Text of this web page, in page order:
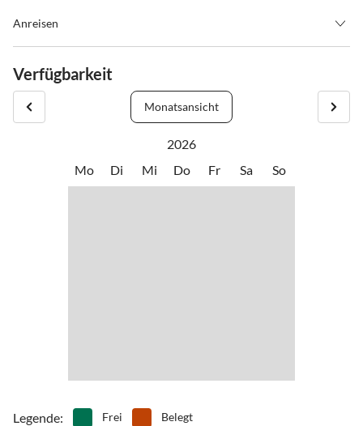
Anreisen
Von Montag bis Freitag ist auch ein frühes Auschecken ab 5 Uhr
möglich!
Verfügbarkeit
Monatsansicht
2026
Mo
Di Mi Do Fr Sa So
Legende: Frei Belegt